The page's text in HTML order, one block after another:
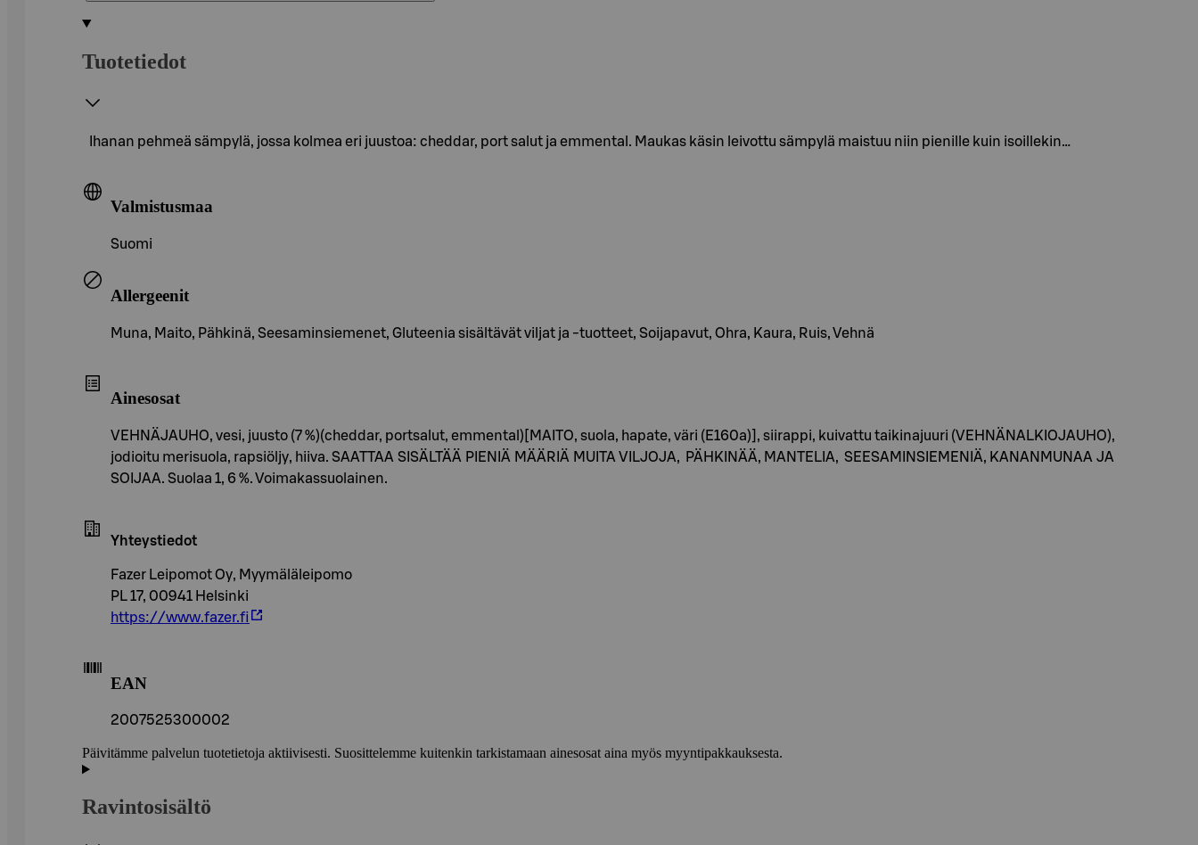
Tuotetiedot
Ihanan pehmeä sämpylä, jossa kolmea eri juustoa: cheddar, port salut ja emmental. Maukas käsin leivottu sämpylä maistuu niin pienille kuin isoillekin…
Valmistusmaa
Suomi
Allergeenit
Muna, Maito, Pähkinä, Seesaminsiemenet, Gluteenia sisältävät viljat ja -tuotteet, Soijapavut, Ohra, Kaura, Ruis, Vehnä
Ainesosat
VEHNÄJAUHO, vesi, juusto (7 %)(cheddar, portsalut, emmental)[MAITO, suola, hapate, väri (E160a)], siirappi, kuivattu taikinajuuri (VEHNÄNALKIOJAUHO),
jodioitu merisuola, rapsiöljy, hiiva. SAATTAA SISÄLTÄÄ PIENIÄ MÄÄRIÄ MUITA VILJOJA, PÄHKINÄÄ, MANTELIA, SEESAMINSIEMENIÄ, KANANMUNAA JA
SOIJAA. Suolaa 1, 6 %. Voimakassuolainen.
Yhteystiedot
Fazer Leipomot Oy, Myymäläleipomo
PL 17, 00941 Helsinki
https://www.fazer.fi
EAN
2007525300002
Päivitämme palvelun tuotetietoja aktiivisesti. Suosittelemme kuitenkin tarkistamaan ainesosat aina myös myyntipakkauksesta.
Ravintosisältö